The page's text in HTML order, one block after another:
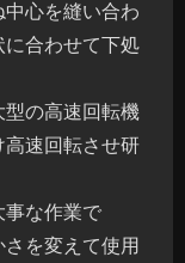
心を縫い合わ
合わせて下処
の高速回転機
速回転させ研
な作業で
を変えて使用